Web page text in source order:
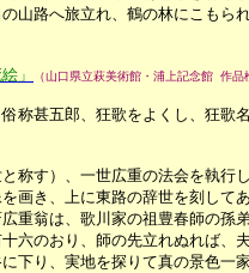
へ旅立れ、鶴の林にこもられ
」 （山口県立萩美術館・浦上記念館 作
五郎、狂歌をよくし、狂歌名
す）、一世広重の法会を執行し
き、上に東路の辞世を刻してあ
翁は、歌川家の祖豊春師の孫弟
のおり、師の先立れぬれば、夫
り、実地を探りて真の景色一家